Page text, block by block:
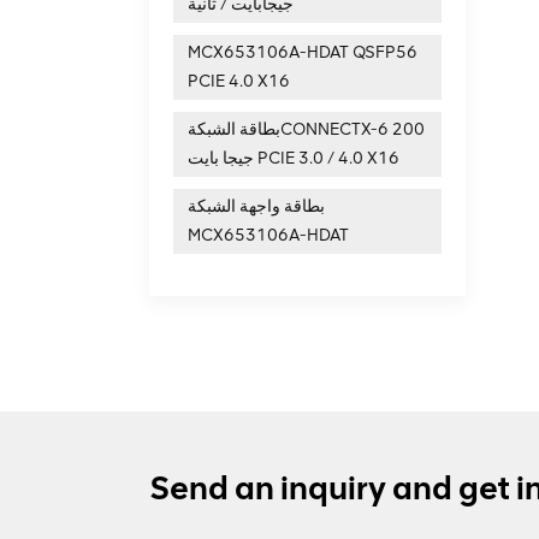
MCX653106A-HDAT QSFP56
PCIE 4.0 X16
بطاقة الشبكةCONNECTX-6 200
جيجا بايت PCIE 3.0 / 4.0 X16
بطاقة واجهة الشبكة
MCX653106A-HDAT
Send an inquiry and get